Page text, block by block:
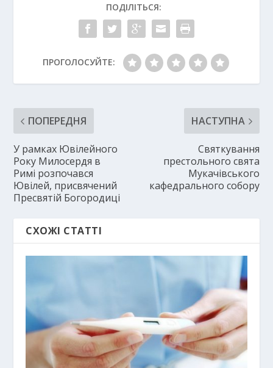
ПОДІЛІТЬСЯ:
ПРОГОЛОСУЙТЕ:
ПОПЕРЕДНЯ
У рамках Ювілейного
Року Милосердя в
Римі розпочався
Ювілей, присвячений
Пресвятій Богородиці
НАСТУПНА
Святкування
престольного свята
Мукачівського
кафедрального собору
СХОЖІ СТАТТІ